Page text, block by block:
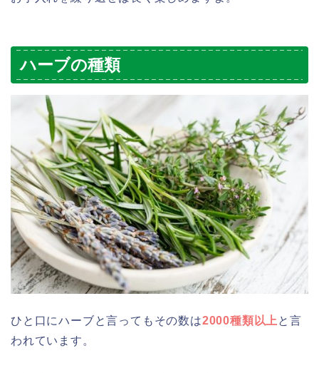
ハーブの種類
ひと口にハーブと言ってもその数は2000種類以上 と言
われています。